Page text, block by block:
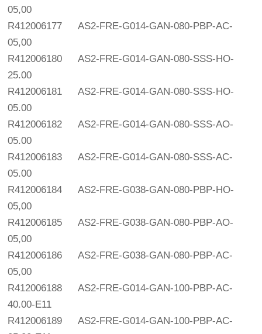
05,00
R412006177
AS2-FRE-G014-GAN-080-PBP-AC-
05,00
R412006180
AS2-FRE-G014-GAN-080-SSS-HO-
25.00
R412006181
AS2-FRE-G014-GAN-080-SSS-HO-
05.00
R412006182
AS2-FRE-G014-GAN-080-SSS-AO-
05.00
R412006183
AS2-FRE-G014-GAN-080-SSS-AC-
05.00
R412006184
AS2-FRE-G038-GAN-080-PBP-HO-
05,00
R412006185
AS2-FRE-G038-GAN-080-PBP-AO-
05,00
R412006186
AS2-FRE-G038-GAN-080-PBP-AC-
05,00
R412006188
AS2-FRE-G014-GAN-100-PBP-AC-
40.00-E11
R412006189
AS2-FRE-G014-GAN-100-PBP-AC-